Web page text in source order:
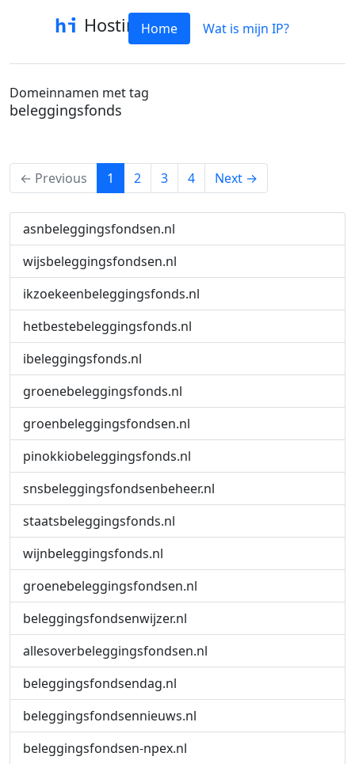
HostinfoHome Wat is mijn IP?
Domeinnamen met tag
beleggingsfonds
← Previous 1 (current)
2 3 4 Next →
asnbeleggingsfondsen.nl
wijsbeleggingsfondsen.nl
ikzoekeenbeleggingsfonds.nl
hetbestebeleggingsfonds.nl
ibeleggingsfonds.nl
groenebeleggingsfonds.nl
groenbeleggingsfondsen.nl
pinokkiobeleggingsfonds.nl
snsbeleggingsfondsenbeheer.nl
staatsbeleggingsfonds.nl
wijnbeleggingsfonds.nl
groenebeleggingsfondsen.nl
beleggingsfondsenwijzer.nl
allesoverbeleggingsfondsen.nl
beleggingsfondsendag.nl
beleggingsfondsennieuws.nl
beleggingsfondsen-npex.nl